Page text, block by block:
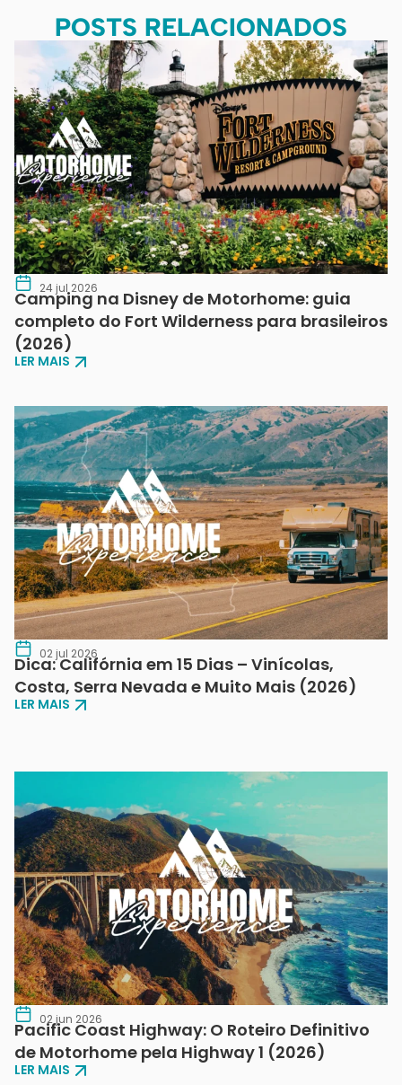
POSTS RELACIONADOS
24 jul 2026
Camping na Disney de Motorhome: guia
completo do Fort Wilderness para brasileiros
(2026)
LER MAIS
02 jul 2026
Dica: Califórnia em 15 Dias – Vinícolas,
Costa, Serra Nevada e Muito Mais (2026)
LER MAIS
02 jun 2026
Pacific Coast Highway: O Roteiro Definitivo
de Motorhome pela Highway 1 (2026)
LER MAIS